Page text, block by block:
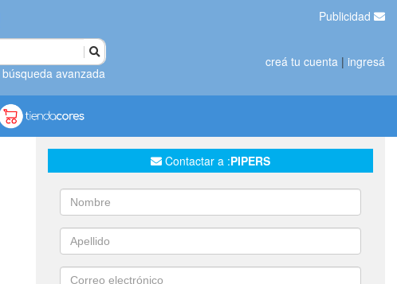
búsqueda avanzada
Publicidad
creá tu cuenta | ingresá
Contactar a :PIPERS